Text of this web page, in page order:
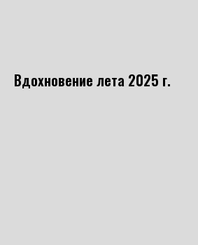
Вдохновение лета 2025 г.